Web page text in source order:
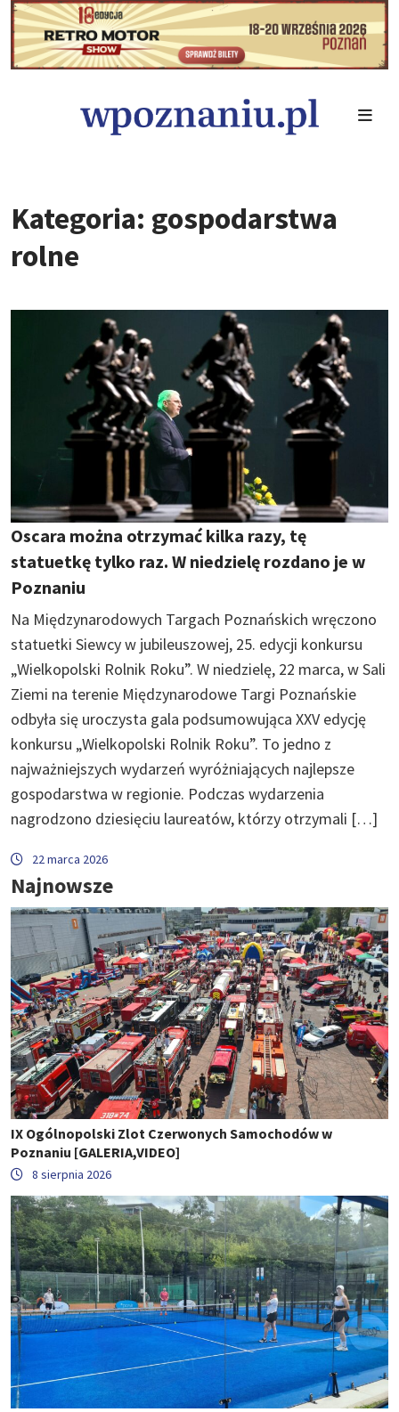
Kategoria: gospodarstwa
rolne
Oscara można otrzymać kilka razy, tę
statuetkę tylko raz. W niedzielę rozdano je w
Poznaniu
Na Międzynarodowych Targach Poznańskich wręczono
statuetki Siewcy w jubileuszowej, 25. edycji konkursu
„Wielkopolski Rolnik Roku”. W niedzielę, 22 marca, w Sali
Ziemi na terenie Międzynarodowe Targi Poznańskie
odbyła się uroczysta gala podsumowująca XXV edycję
konkursu „Wielkopolski Rolnik Roku”. To jedno z
najważniejszych wydarzeń wyróżniających najlepsze
gospodarstwa w regionie. Podczas wydarzenia
nagrodzono dziesięciu laureatów, którzy otrzymali […]
22 marca 2026
Najnowsze
IX Ogólnopolski Zlot Czerwonych Samochodów w
Poznaniu [GALERIA,VIDEO]
8 sierpnia 2026